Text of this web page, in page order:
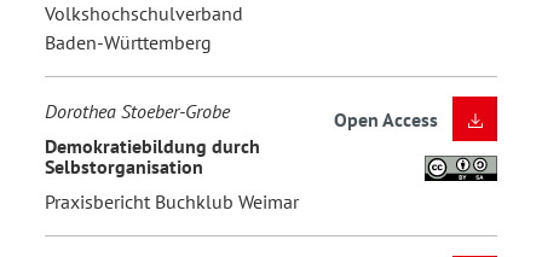
Volkshochschulverband
Baden-Württemberg
Dorothea Stoeber-Grobe
Demokratiebildung durch
Selbstorganisation
Praxisbericht Buchklub Weimar
Open Access